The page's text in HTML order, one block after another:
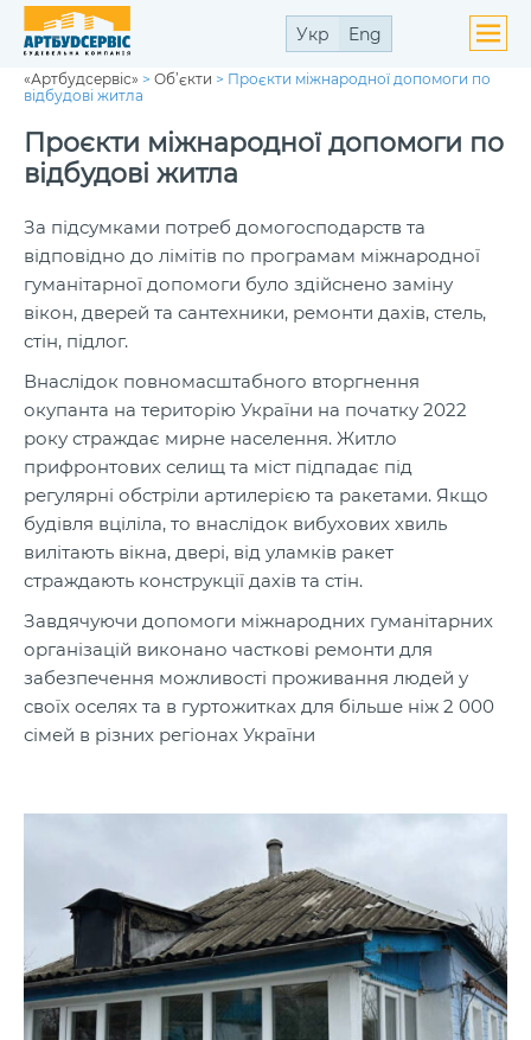
Укр Eng
«Артбудсервіс» >Об’єкти > Проєкти міжнародної допомоги по
відбудові житла
Проєкти міжнародної допомоги по
відбудові житла
За підсумками потреб домогосподарств та
відповідно до лімітів по програмам міжнародної
гуманітарної допомоги було здійснено заміну
вікон, дверей та сантехники, ремонти дахів, стель,
стін, підлог.
Внаслідок повномасштабного вторгнення
окупанта на територію України на початку 2022
року страждає мирне населення. Житло
прифронтових селищ та міст підпадає під
регулярні обстріли артилерією та ракетами. Якщо
будівля вціліла, то внаслідок вибухових хвиль
вилітають вікна, двері, від уламків ракет
страждають конструкції дахів та стін.
Завдячуючи допомоги міжнародних гуманітарних
організацій виконано часткові ремонти для
забезпечення можливості проживання людей у
своїх оселях та в гуртожитках для більше ніж 2 000
сімей в різних регіонах України